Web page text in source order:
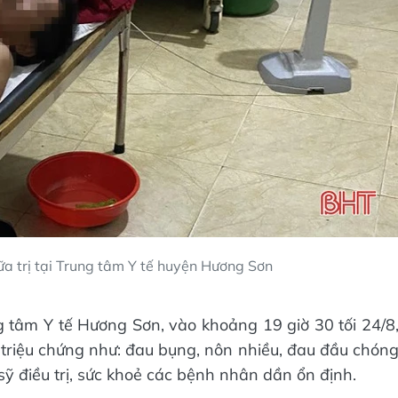
trị tại Trung tâm Y tế huyện Hương Sơn
Y tế Hương Sơn, vào khoảng 19 giờ 30 tối 24/8,
chứng như: đau bụng, nôn nhiều, đau đầu chóng
điều trị, sức khoẻ các bệnh nhân dần ổn định.